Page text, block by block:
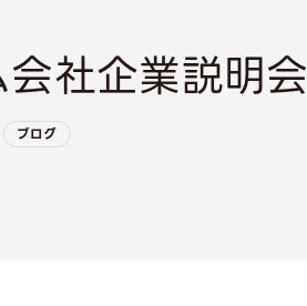
社企業説明会
ブログ